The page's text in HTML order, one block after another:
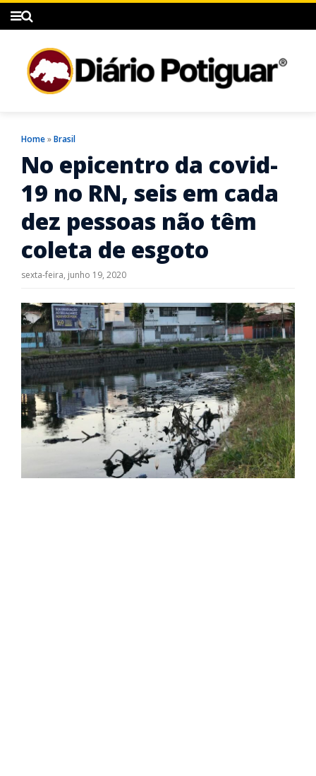
Home»Brasil
No epicentro da covid-
19 no RN, seis em cada
dez pessoas não têm
coleta de esgoto
sexta-feira, junho 19, 2020